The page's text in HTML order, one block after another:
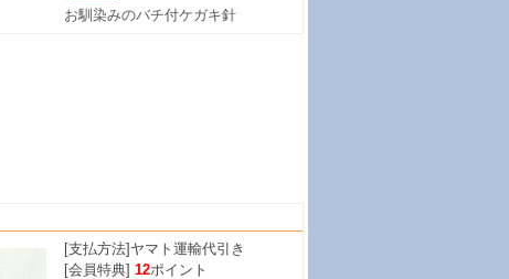
お馴染みのバチ付ケガキ針
[支払方法] ヤマト運輸代引き
[会員特典] 12ポイント